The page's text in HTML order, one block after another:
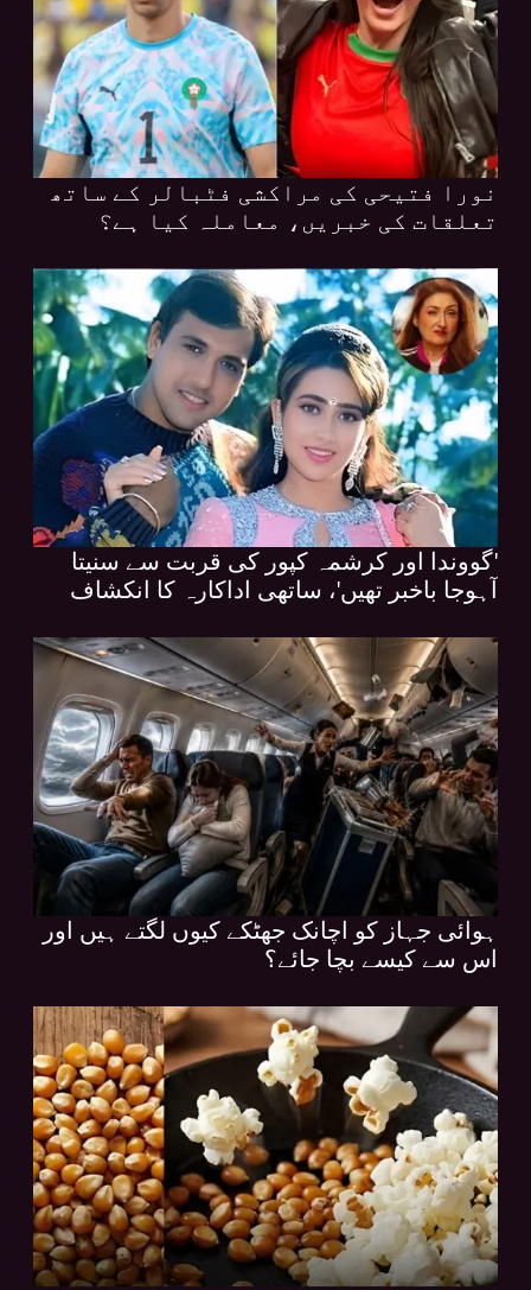
نورا فتیحی کی مراکشی فٹبالر کے ساتھ
تعلقات کی خبریں، معاملہ کیا ہے؟
'گووندا اور کرشمہ کپور کی قربت سے سنیتا
آہوجا باخبر تھیں'، ساتھی اداکارہ کا انکشاف
ہوائی جہاز کو اچانک جھٹکے کیوں لگتے ہیں اور
اس سے کیسے بچا جائے؟